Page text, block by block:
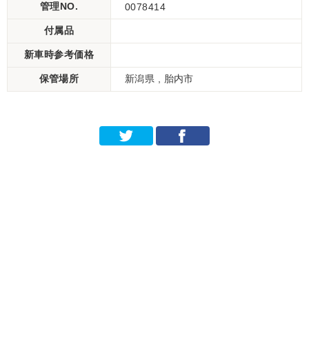
管理NO. 0078414
付属品
新車時参考価格
保管場所 新潟県 , 胎内市